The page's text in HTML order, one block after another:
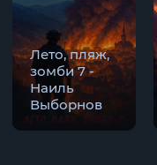
Лето, пляж,
зомби 7 -
Наиль
Выборнов